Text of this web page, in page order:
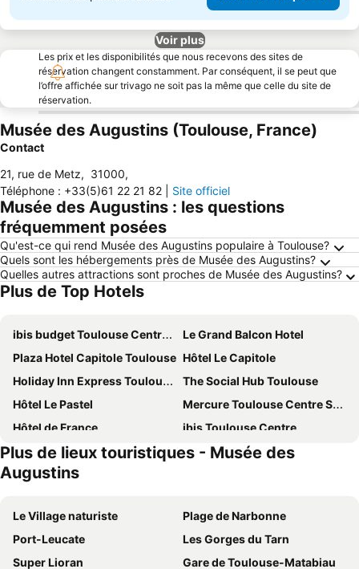
Voir plus
Les prix et les disponibilités que nous recevons des sites de
réservation changent constamment. Par conséquent, il se peut que
l’offre affichée sur trivago ne soit pas la même que celle du site de
réservation.
Musée des Augustins (Toulouse, France)
Contact
21, rue de Metz, 31000,
Téléphone : +33(5)61 22 21 82 Site officiel
Musée des Augustins : les questions
fréquemment posées
Qu'est-ce qui rend Musée des Augustins populaire à Toulouse?
Quels sont les hébergements près de Musée des Augustins?
Quelles autres attractions sont proches de Musée des Augustins?
Plus de Top Hotels
ibis budget Toulouse Centre Gare
Le Grand Balcon Hotel
Plaza Hotel Capitole Toulouse Hôtel Le Capitole
Holiday Inn Express Toulouse Airport By Ihg
The Social Hub Toulouse
Hôtel Le Pastel
Mercure Toulouse Centre Saint-Georges Hotel
Hôtel de France
ibis Toulouse Centre
Mercure Toulouse Centre Compans
Hotel Ambassadeurs
Novotel Toulouse Centre Compans Caffarelli
Hôtel de Brienne
Campanile Toulouse - Blagnac Aéroport
Hotel de Bordeaux
hotelF1 Toulouse Ramonville
Plus de lieux touristiques - Musée des
Augustins
Le Village naturiste
Plage de Narbonne
Port-Leucate
Les Gorges du Tarn
Super Lioran
Gare de Toulouse-Matabiau